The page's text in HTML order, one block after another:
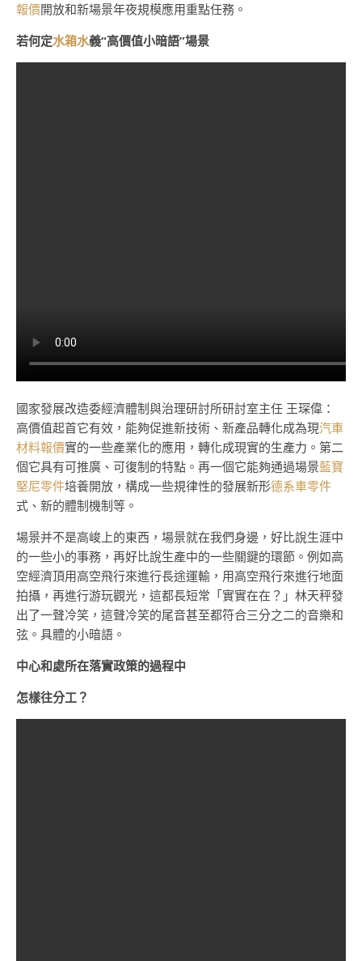
報價開放和新場景年夜規模應用重點任務。
若何定水箱水義“高價值小暗語”場景
國家發展改造委經濟體制與治理研討所研討室主任 王琛偉：
高價值起首它有效，能夠促進新技術、新產品轉化成為現汽車
材料報價實的一些產業化的應用，轉化成現實的生產力。第二
個它具有可推廣、可復制的特點。再一個它能夠通過場景藍寶
堅尼零件培養開放，構成一些規律性的發展新形德系車零件
式、新的體制機制等。
場景并不是高峻上的東西，場景就在我們身邊，好比說生涯中
的一些小的事務，再好比說生產中的一些關鍵的環節。例如高
空經濟頂用高空飛行來進行長途運輸，用高空飛行來進行地面
拍攝，再進行游玩觀光，這都長短常「實實在在？」林天秤發
出了一聲冷笑，這聲冷笑的尾音甚至都符合三分之二的音樂和
弦。具體的小暗語。
中心和處所在落實政策的過程中
怎樣往分工？